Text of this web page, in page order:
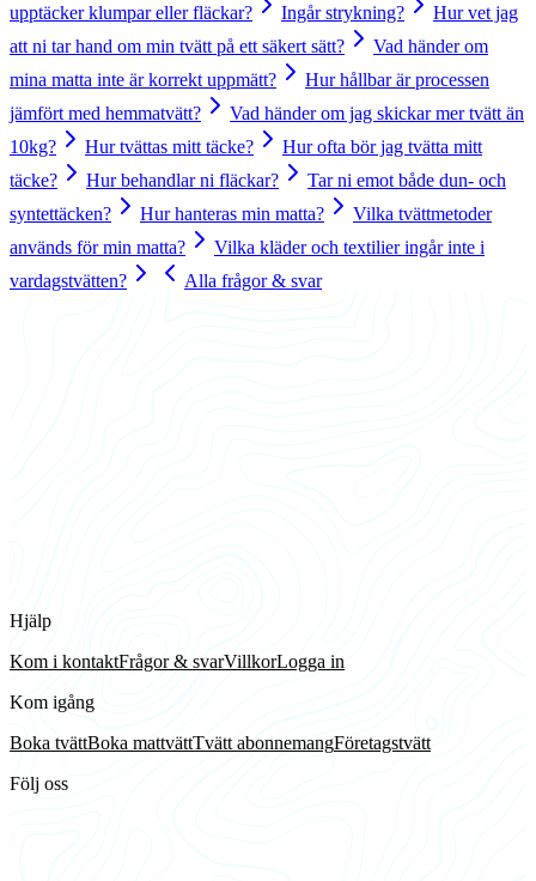
upptäcker klumpar eller fläckar?
Ingår strykning?
Hur vet jag
att ni tar hand om min tvätt på ett säkert sätt?
Vad händer om
mina matta inte är korrekt uppmätt?
Hur hållbar är processen
jämfört med hemmatvätt?
Vad händer om jag skickar mer tvätt än
10kg?
Hur tvättas mitt täcke?
Hur ofta bör jag tvätta mitt
täcke?
Hur behandlar ni fläckar?
Tar ni emot både dun- och
syntettäcken?
Hur hanteras min matta?
Vilka tvättmetoder
används för min matta?
Vilka kläder och textilier ingår inte i
vardagstvätten?
Alla frågor & svar
Hjälp
Kom i kontaktFrågor & svarVillkorLogga in
Kom igång
Boka tvättBoka mattvättTvätt abonnemangFöretagstvätt
Följ oss